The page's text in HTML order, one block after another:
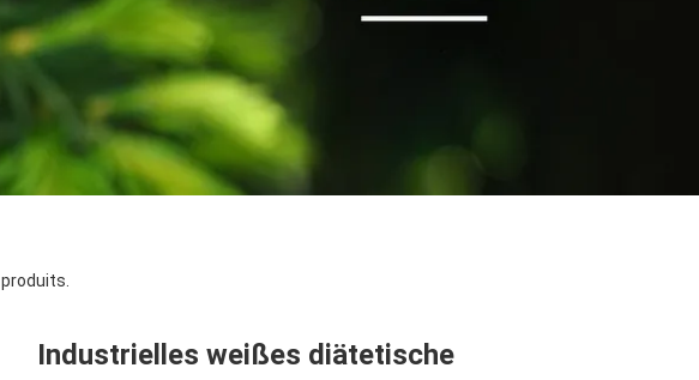
produits.
Industrielles weißes diätetische